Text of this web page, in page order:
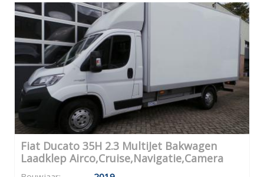
Fiat Ducato 35H 2.3 MultiJet Bakwagen
Laadklep Airco,Cruise,Navigatie,Camera